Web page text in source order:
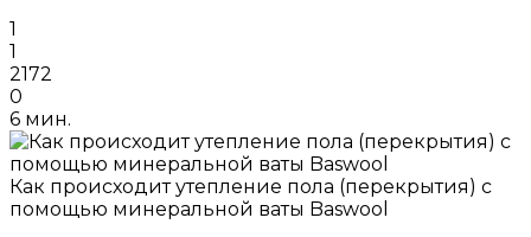
1
1
2172
0
6 мин.
Как происходит утепление пола (перекрытия) с
помощью минеральной ваты Baswool